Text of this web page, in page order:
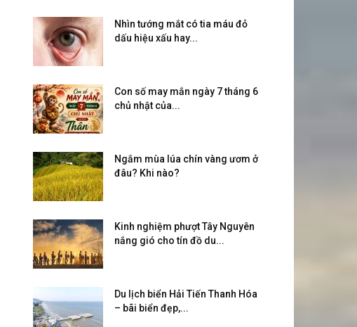
Nhìn tướng mắt có tia máu đỏ
dấu hiệu xấu hay...
Con số may mắn ngày 7 tháng 6
chủ nhật của...
Ngắm mùa lúa chín vàng ươm ở
đâu? Khi nào?
Kinh nghiệm phượt Tây Nguyên
nắng gió cho tín đồ du...
Du lịch biển Hải Tiến Thanh Hóa
– bãi biển đẹp,...